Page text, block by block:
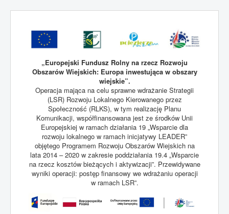
„Europejski Fundusz Rolny na rzecz Rozwoju
Obszarów Wiejskich: Europa inwestująca w obszary
wiejskie”.
Operacja mająca na celu sprawne wdrażanie Strategii
(LSR) Rozwoju Lokalnego Kierowanego przez
Społeczność (RLKS), w tym realizację Planu
Komunikacji, współfinansowana jest ze środków Unii
Europejskiej w ramach działania 19 „Wsparcie dla
rozwoju lokalnego w ramach inicjatywy LEADER”
objętego Programem Rozwoju Obszarów Wiejskich na
lata 2014 – 2020 w zakresie poddziałania 19.4 „Wsparcie
na rzecz kosztów bieżących i aktywizacji”. Przewidywane
wyniki operacji: postęp finansowy we wdrażaniu operacji
w ramach LSR”.